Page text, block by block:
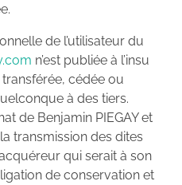
de l’utilisateur du
n’est publiée à l’insu
transférée, cédée ou
à des tiers.
de Benjamin PIEGAY et
transmission des dites
qui serait à son
de conservation et